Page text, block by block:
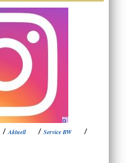
/Aktuell / Service BW
/